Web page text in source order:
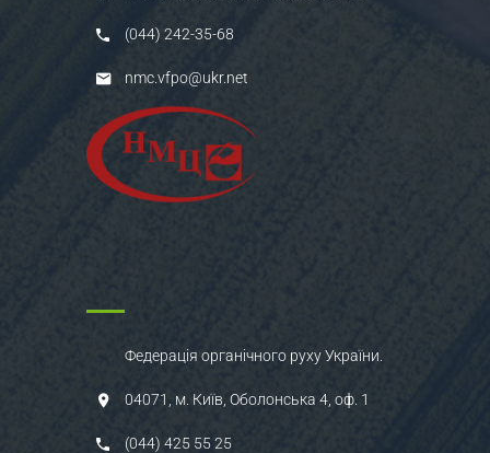
(044) 242-35-68
nmc.vfpo@ukr.net
Федерація органічного руху України.
04071, м. Київ, Оболонська 4, оф. 1
(044) 425 55 25